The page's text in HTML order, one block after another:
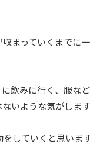
まっていくまでに
飲みに行く、服な
いような気がします
していくと思いま